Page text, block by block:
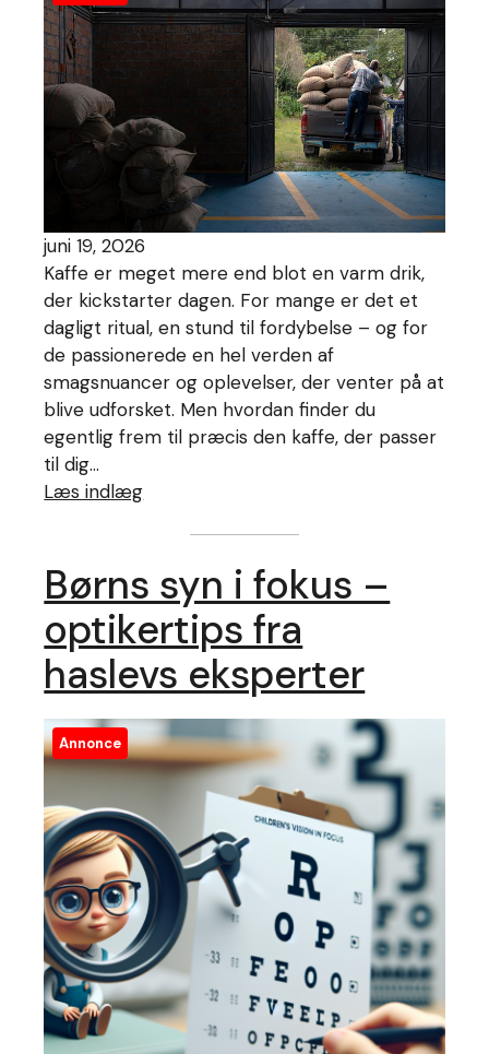
juni 19, 2026
Kaffe er meget mere end blot en varm drik,
der kickstarter dagen. For mange er det et
dagligt ritual, en stund til fordybelse – og for
de passionerede en hel verden af
smagsnuancer og oplevelser, der venter på at
blive udforsket. Men hvordan finder du
egentlig frem til præcis den kaffe, der passer
til dig…
Læs indlæg
Børns syn i fokus –
optikertips fra
haslevs eksperter
Annonce